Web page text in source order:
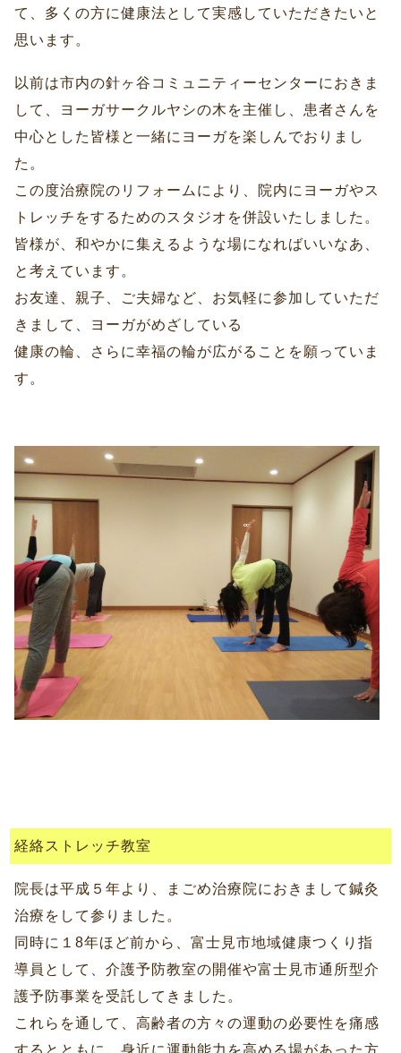
て、多くの方に健康法として実感していただきたいと
思います。
以前は市内の針ヶ谷コミュニティーセンターにおきま
して、ヨーガサークルヤシの木を主催し、患者さんを
中心とした皆様と一緒にヨーガを楽しんでおりまし
た。
この度治療院のリフォームにより、院内にヨーガやス
トレッチをするためのスタジオを併設いたしました。
皆様が、和やかに集えるような場になればいいなあ、
と考えています。
お友達、親子、ご夫婦など、お気軽に参加していただ
きまして、ヨーガがめざしている
健康の輪、さらに幸福の輪が広がることを願っていま
す。
経絡ストレッチ教室
院長は平成５年より、まごめ治療院におきまして鍼灸
治療をして参りました。
同時に１8年ほど前から、富士見市地域健康つくり指
導員として、介護予防教室の開催や富士見市通所型介
護予防事業を受託してきました。
これらを通して、高齢者の方々の運動の必要性を痛感
するとともに、身近に運動能力を高める場があった方